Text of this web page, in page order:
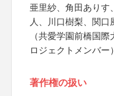
亜里紗、角田ありす
人、川口樹梨、関口
（共愛学園前橋国
ロジェクトメンバー）
著作権の扱い